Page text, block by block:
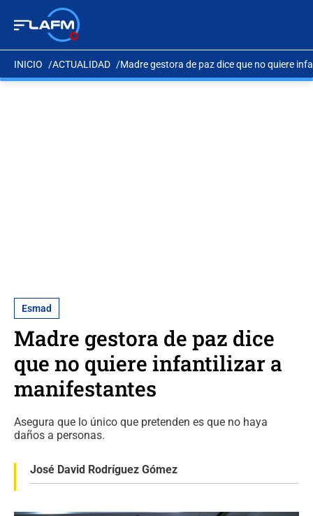
INICIO ACTUALIDAD Madre gestora de paz dice que no quiere
Esmad
Madre gestora de paz dice
que no quiere infantilizar a
manifestantes
Asegura que lo único que pretenden es que no haya
daños a personas.
José David Rodríguez Gómez